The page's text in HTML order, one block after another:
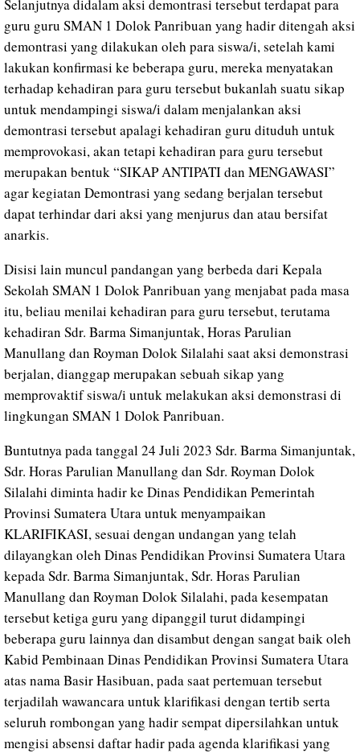
Selanjutnya didalam aksi demontrasi tersebut terdapat para
guru guru SMAN 1 Dolok Panribuan yang hadir ditengah aksi
demontrasi yang dilakukan oleh para siswa/i, setelah kami
lakukan konfirmasi ke beberapa guru, mereka menyatakan
terhadap kehadiran para guru tersebut bukanlah suatu sikap
untuk mendampingi siswa/i dalam menjalankan aksi
demontrasi tersebut apalagi kehadiran guru dituduh untuk
memprovokasi, akan tetapi kehadiran para guru tersebut
merupakan bentuk “SIKAP ANTIPATI dan MENGAWASI”
agar kegiatan Demontrasi yang sedang berjalan tersebut
dapat terhindar dari aksi yang menjurus dan atau bersifat
anarkis.
Disisi lain muncul pandangan yang berbeda dari Kepala
Sekolah SMAN 1 Dolok Panribuan yang menjabat pada masa
itu, beliau menilai kehadiran para guru tersebut, terutama
kehadiran Sdr. Barma Simanjuntak, Horas Parulian
Manullang dan Royman Dolok Silalahi saat aksi demonstrasi
berjalan, dianggap merupakan sebuah sikap yang
memprovaktif siswa/i untuk melakukan aksi demonstrasi di
lingkungan SMAN 1 Dolok Panribuan.
Buntutnya pada tanggal 24 Juli 2023 Sdr. Barma Simanjuntak,
Sdr. Horas Parulian Manullang dan Sdr. Royman Dolok
Silalahi diminta hadir ke Dinas Pendidikan Pemerintah
Provinsi Sumatera Utara untuk menyampaikan
KLARIFIKASI, sesuai dengan undangan yang telah
dilayangkan oleh Dinas Pendidikan Provinsi Sumatera Utara
kepada Sdr. Barma Simanjuntak, Sdr. Horas Parulian
Manullang dan Royman Dolok Silalahi, pada kesempatan
tersebut ketiga guru yang dipanggil turut didampingi
beberapa guru lainnya dan disambut dengan sangat baik oleh
Kabid Pembinaan Dinas Pendidikan Provinsi Sumatera Utara
atas nama Basir Hasibuan, pada saat pertemuan tersebut
terjadilah wawancara untuk klarifikasi dengan tertib serta
seluruh rombongan yang hadir sempat dipersilahkan untuk
mengisi absensi daftar hadir pada agenda klarifikasi yang